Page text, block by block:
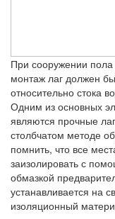
При сооружении
монтаж лаг должен
относительно стока
Одним из основных
являются прочные
столбчатом методе
помнить, что все
заизолировать с
обмазкой
устанавливается на
изоляционный